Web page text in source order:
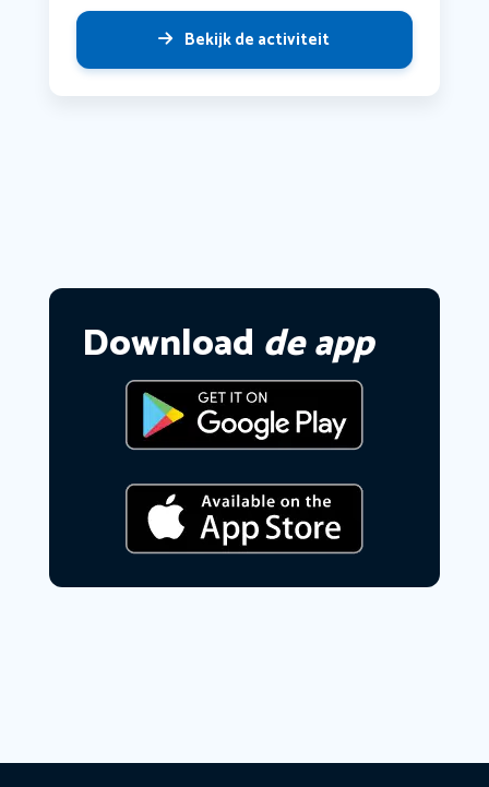
Bekijk de activiteit
Download de app